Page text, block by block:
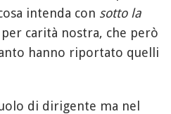
intenda con sotto la
carità nostra, che però
hanno riportato quelli
di dirigente ma nel